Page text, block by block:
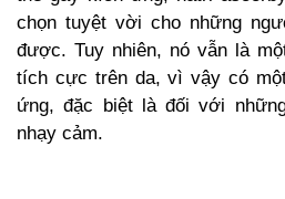
chọn tuyệt vời cho những
được. Tuy nhiên, nó vẫn là
tích cực trên da, vì vậy có
ứng, đặc biệt là đối với
nhạy cảm.